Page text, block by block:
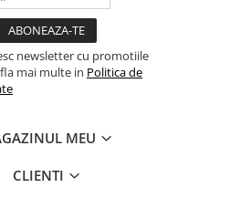
A fost dezvoltata astfel incat sa te bucuri
simplu, concomitent cu reglarea
newsletter cu promotiile
mai multe in Politica de
MEU
CLIENTI